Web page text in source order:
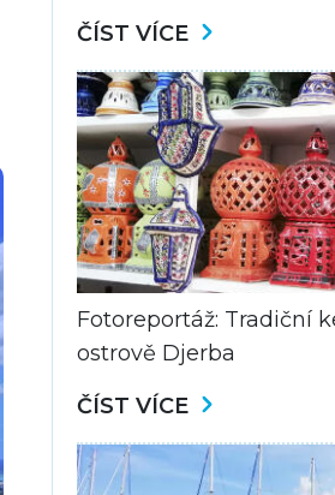
ČÍST VÍCE
Fotoreportáž: Tradiční
ostrově Djerba
ČÍST VÍCE